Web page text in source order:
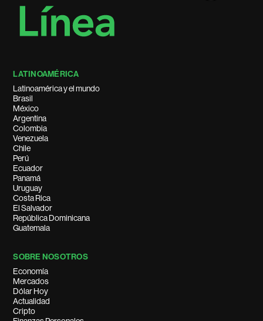
LATINOAMÉRICA
Latinoamérica y el mundo
Brasil
México
Argentina
Colombia
Venezuela
Chile
Perú
Ecuador
Panamá
Uruguay
Costa Rica
El Salvador
República Dominicana
Guatemala
SOBRE NOSOTROS
Economía
Mercados
Dólar Hoy
Actualidad
Cripto